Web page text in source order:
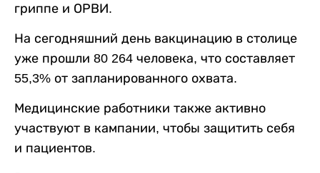
гриппе и ОРВИ.
На сегодняшний день вакцинацию в столице
уже прошли 80 264 человека, что составляет
55,3% от запланированного охвата.
Медицинские работники также активно
участвуют в кампании, чтобы защитить себя
и пациентов.